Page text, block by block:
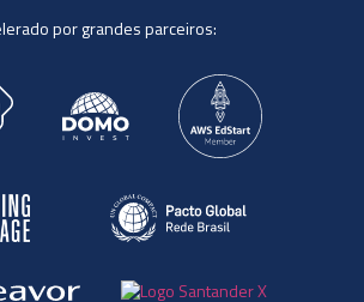
por grandes parceiros: